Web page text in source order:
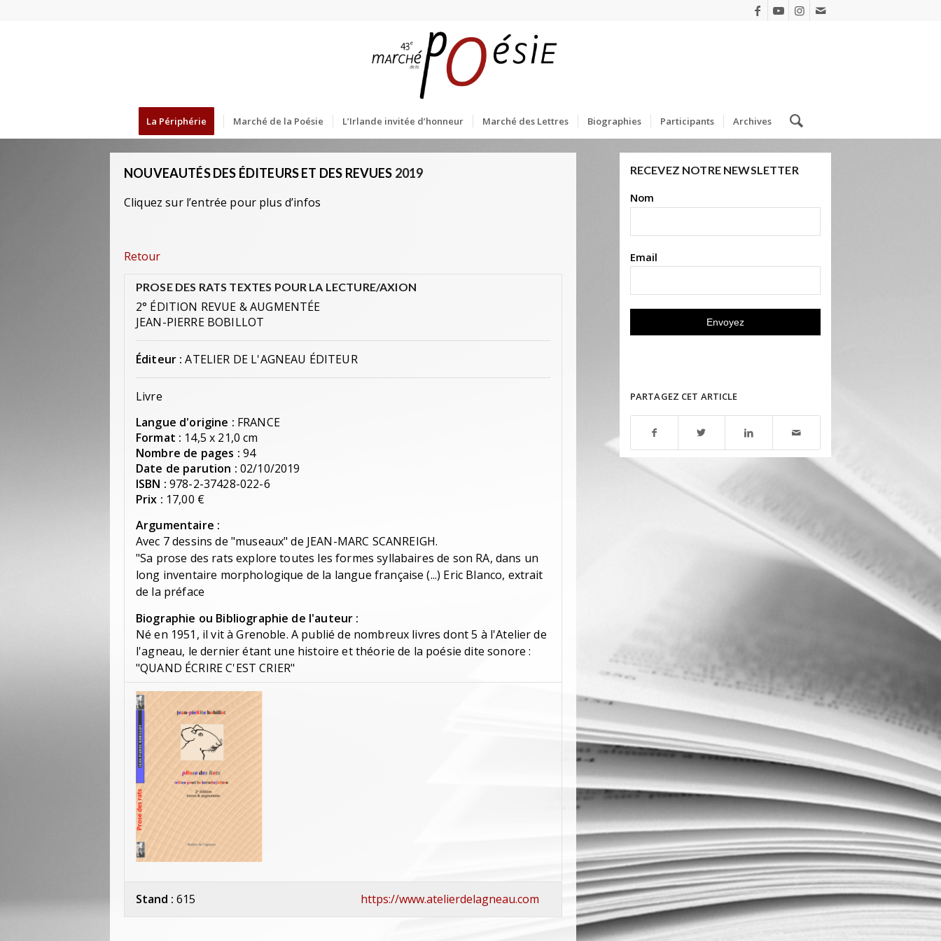
La Périphérie Marché de la Poésie L’Irlande invitée d’honneur Marché des Lettres Biographies Participants Archives
NOUVEAUTÉS DES ÉDITEURS ET DES REVUES 2019
Cliquez sur l’entrée pour plus d’infos
Retour
PROSE DES RATS TEXTES POUR LA LECTURE/AXION
2° ÉDITION REVUE & AUGMENTÉE
JEAN-PIERRE BOBILLOT
Éditeur : ATELIER DE L'AGNEAU ÉDITEUR
Livre
Langue d'origine : FRANCE
Format : 14,5 x 21,0 cm
Nombre de pages : 94
Date de parution : 02/10/2019
ISBN : 978-2-37428-022-6
Prix : 17,00 €
Argumentaire :
Avec 7 dessins de "museaux" de JEAN-MARC SCANREIGH.
"Sa prose des rats explore toutes les formes syllabaires de son RA, dans un
long inventaire morphologique de la langue française (...) Eric Blanco, extrait
de la préface
Biographie ou Bibliographie de l'auteur :
Né en 1951, il vit à Grenoble. A publié de nombreux livres dont 5 à l'Atelier de
l'agneau, le dernier étant une histoire et théorie de la poésie dite sonore :
"QUAND ÉCRIRE C'EST CRIER"
Stand : 615 https://www.atelierdelagneau.com
RECEVEZ NOTRE NEWSLETTER
Nom
Email
PARTAGEZ CET ARTICLE